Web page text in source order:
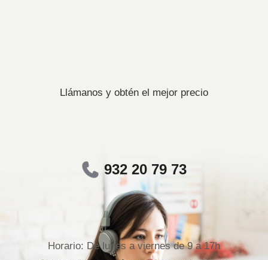
Llámanos y obtén el mejor precio
932 20 79 73
Horario: De lunes a viernes de 9 a 17h